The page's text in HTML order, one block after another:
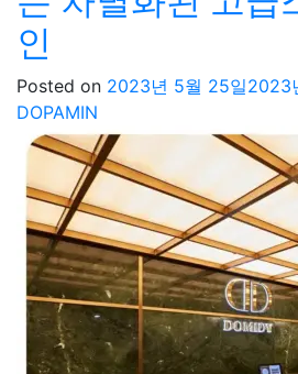
인
Posted on 2023년 5월 25일2023
DOPAMIN